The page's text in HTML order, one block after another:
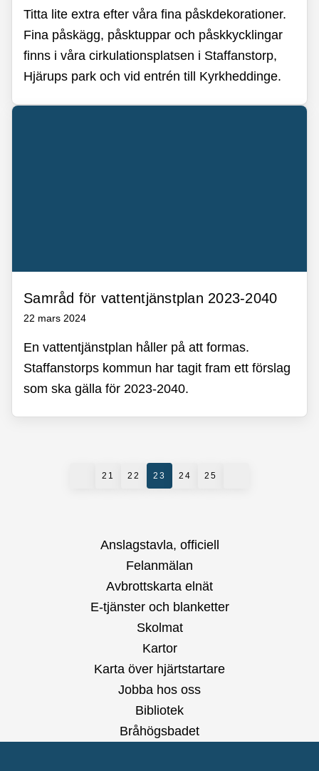
Titta lite extra efter våra fina påskdekorationer.
Fina påskägg, påsktuppar och påskkycklingar
finns i våra cirkulationsplatsen i Staffanstorp,
Hjärups park och vid entrén till Kyrkheddinge.
Samråd för vattentjänstplan 2023-2040
22 mars 2024
En vattentjänstplan håller på att formas.
Staffanstorps kommun har tagit fram ett förslag
som ska gälla för 2023-2040.
21 22 23 24 25
Anslagstavla, officiell
Felanmälan
Avbrottskarta elnät
E-tjänster och blanketter
Skolmat
Kartor
Karta över hjärtstartare
Jobba hos oss
Bibliotek
Bråhögsbadet